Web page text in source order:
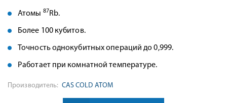
Атомы 87Rb.
Более 100 кубитов.
Точность однокубитных операций до 0,999.
Работает при комнатной температуре.
Производитель: CAS COLD ATOM